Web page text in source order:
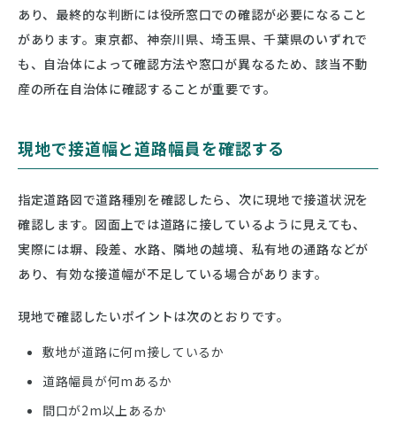
あり、最終的な判断には役所窓口での確認が必要になること
があります。東京都、神奈川県、埼玉県、千葉県のいずれで
も、自治体によって確認方法や窓口が異なるため、該当不動
産の所在自治体に確認することが重要です。
現地で接道幅と道路幅員を確認する
指定道路図で道路種別を確認したら、次に現地で接道状況を
確認します。図面上では道路に接しているように見えても、
実際には塀、段差、水路、隣地の越境、私有地の通路などが
あり、有効な接道幅が不足している場合があります。
現地で確認したいポイントは次のとおりです。
敷地が道路に何m接しているか
道路幅員が何mあるか
間口が2m以上あるか